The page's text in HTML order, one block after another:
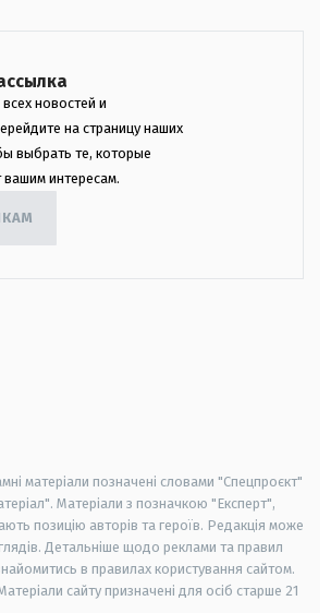
новостей и
на страницу наших
выбрать те, которые
вашим интересам.
матеріали позначені словами "Спецпроєкт"
Матеріали з позначкою "Експерт",
позицію авторів та героїв. Редакція може
Детальніше щодо реклами та правил
в правилах користування сайтом.
сайту призначені для осіб старше 21